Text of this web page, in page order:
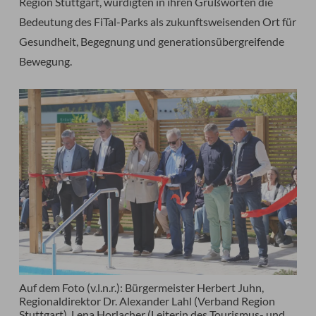
Bedeutung des FiTal-Parks als zukunftsweisenden Ort für
Gesundheit, Begegnung und generationsübergreifende
Bewegung.
Auf dem Foto (v.l.n.r.): Bürgermeister Herbert Juhn,
Regionaldirektor Dr. Alexander Lahl (Verband Region